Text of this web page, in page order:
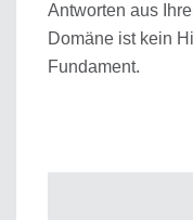
Antworten aus
Domäne ist kein
Fundament.